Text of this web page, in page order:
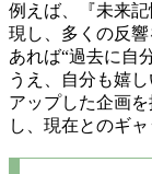
例えば、『未来
現し、多くの反
あれば“過去に自
うえ、自分も嬉
アップした企画
し、現在とのギ